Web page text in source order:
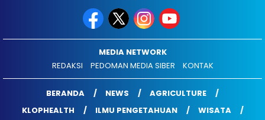
MEDIA NETWORK
REDAKSI
PEDOMAN MEDIA SIBER KONTAK
BERANDA NEWS
AGRICULTURE
KLOPHEALTH
ILMU PENGETAHUAN
WISATA